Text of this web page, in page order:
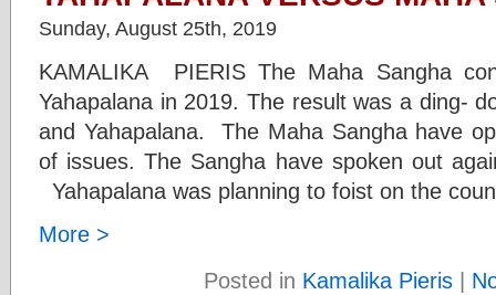
Sunday, August 25th, 2019
KAMALIKA PIERIS The Maha Sangha
Yahapalana in 2019. The result was a ding-
and Yahapalana. The Maha Sangha have
of issues. The Sangha have spoken out
Yahapalana was planning to foist on the
More >
Posted in Kamalika Pieris |